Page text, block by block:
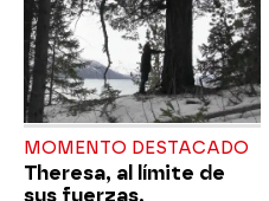
MOMENTO DESTACADO
Theresa, al límite de
sus fuerzas,